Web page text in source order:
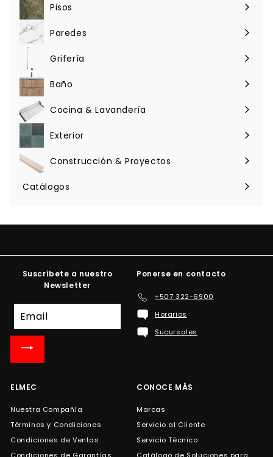
Pisos
Expandir
menú Paredes
Expandir
Grifería
Expandir
menú Baño
Expandir
menú Cocina & Lavandería
Expandir
Exterior
Expandir
menú Construcción & Proyectos
Expandir
menú
Catálogos
Suscríbete a nuestro
Newsletter
nuestra
lista
Ponerse en contacto
+507 322-6900
Horarios
Sucursales
ELMEC
Nuestra Compañía
Términos y Condiciones
Condiciones de Ventas
Condiciones de Garantías
CONOCE MÁS
Marcas
Servicio al Cliente
Servicio Técnico
Catálogo de Soluciones para